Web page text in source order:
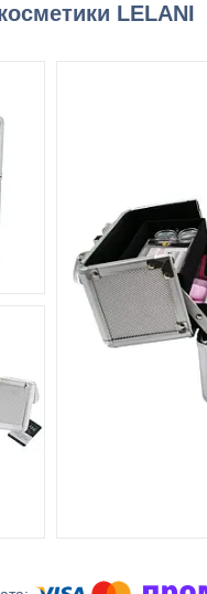
LELANI